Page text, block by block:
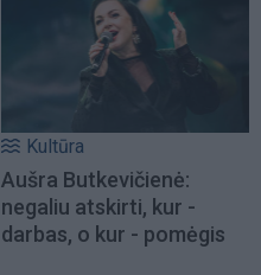
Kultūra
Aušra Butkevičienė:
negaliu atskirti, kur -
darbas, o kur - pomėgis